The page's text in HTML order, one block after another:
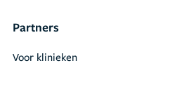
Partners
Voor klinieken